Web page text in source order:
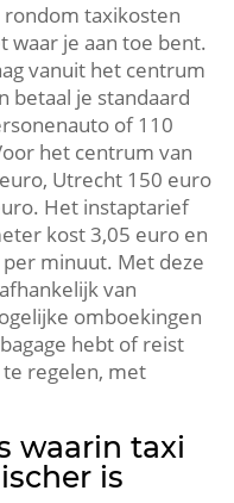
taxikosten
waar je aan toe bent.
vanuit het centrum
betaal je standaard
of 110
het centrum van
Utrecht 150 euro
Het instaptarief
kost 3,05 euro en
minuut. Met deze
van
omboekingen
hebt of reist
regelen, met
waarin taxi
is